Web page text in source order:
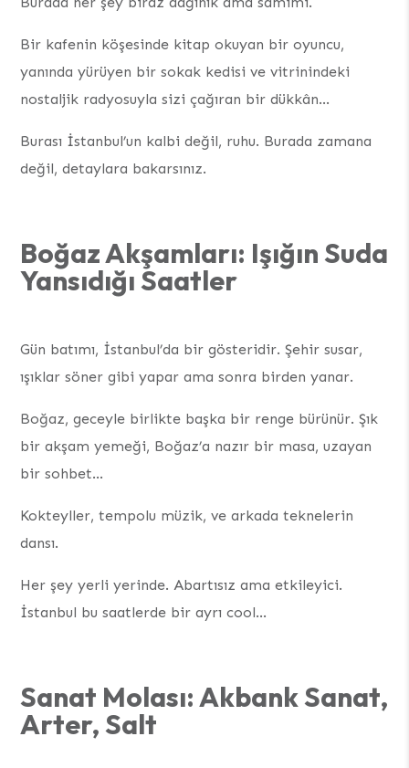
Bir kafenin köşesinde kitap okuyan bir oyuncu,
yanında yürüyen bir sokak kedisi ve vitrinindeki
nostaljik radyosuyla sizi çağıran bir dükkân…
Burası İstanbul’un kalbi değil, ruhu. Burada zamana
değil, detaylara bakarsınız.
Boğaz Akşamları: Işığın Suda
Yansıdığı Saatler
Gün batımı, İstanbul’da bir gösteridir. Şehir susar,
ışıklar söner gibi yapar ama sonra birden yanar.
Boğaz, geceyle birlikte başka bir renge bürünür. Şık
bir akşam yemeği, Boğaz’a nazır bir masa, uzayan
bir sohbet…
Kokteyller, tempolu müzik, ve arkada teknelerin
dansı.
Her şey yerli yerinde. Abartısız ama etkileyici.
İstanbul bu saatlerde bir ayrı cool…
Sanat Molası: Akbank Sanat,
Arter, Salt